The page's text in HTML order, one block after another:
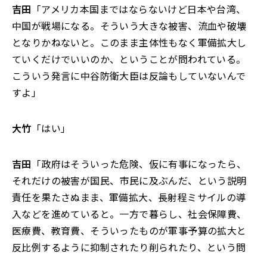
吉田 「アメリカ本国まではならないけど日本や台湾、
中国が戦場になる。そういう大きな被害、流血や破壊
となりかねないと。このまま主体性もなく軍備拡大し
ていくだけでいいのか、ということが問われている。
こういう発言に中谷防衛大臣は反論もしていないんで
すよ」
大竹 「はい」
吉田 「政府はそういった危険、仮に有事になったら、
それだけの被害が国民、市民に及ぶんだ、という説明
責任を果たさぬまま、軍備拡大、長射程ミサイルの導
入などを進めていると。一方で暮らし、社会保障費、
医療費、教育費、そういったものが軍事予算の拡大と
反比例するように抑制されたり削られたり、という問